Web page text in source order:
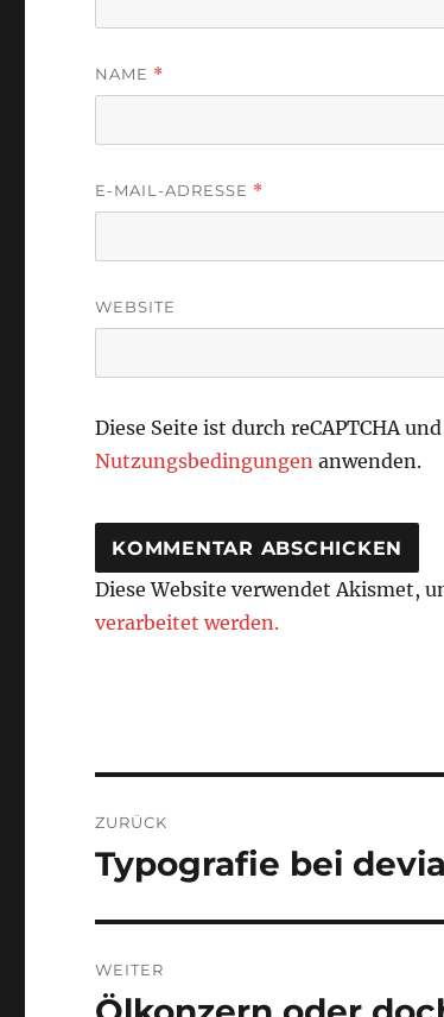
NAME *
E-MAIL-ADRESSE *
WEBSITE
Diese Seite ist durch reCAPTCHA
Nutzungsbedingungen anwenden.
Diese Website verwendet Akismet,
verarbeitet werden.
ZURÜCK
Vorheriger
Typografie bei
WEITER
Nächster